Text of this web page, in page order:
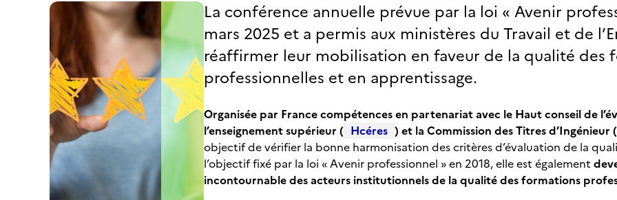
La conférence annuelle prévue par la loi « Avenir
mars 2025 et a permis aux ministères du Travail et de
réaffirmer leur mobilisation en faveur de la qualité des
professionnelles et en apprentissage.
Organisée par France compétences en partenariat avec le Haut conseil de
l’enseignement supérieur ( Hcéres ) et la Commission des Titres d’Ingénieur (
objectif de vérifier la bonne harmonisation des critères d’évaluation de la
l’objectif fixé par la loi « Avenir professionnel » en 2018, elle est également
incontournable des acteurs institutionnels de la qualité des formations